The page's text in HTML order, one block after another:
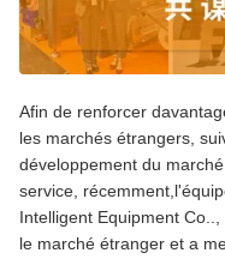
Afin de renforcer
les marchés étrangers,
développement du
service,
Intelligent Equipment
le marché étranger et a